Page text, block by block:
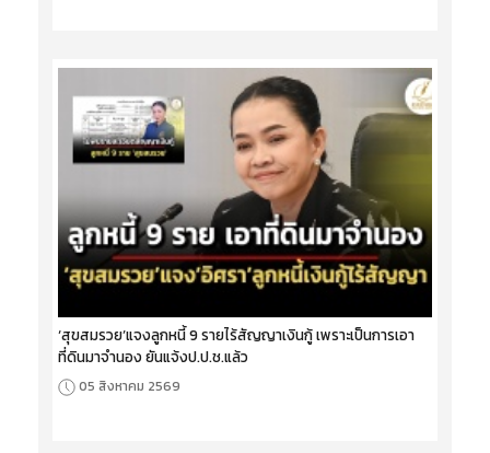
‘สุขสมรวย’แจงลูกหนี้ 9 รายไร้สัญญาเงินกู้ เพราะเป็นการเอา
ที่ดินมาจำนอง ยันแจ้งป.ป.ช.แล้ว
05 สิงหาคม 2569